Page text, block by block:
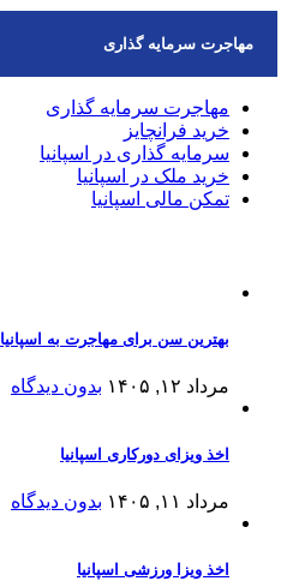
مهاجرت سرمایه گذاری
مهاجرت سرمایه گذاری
خرید فرانچایز
سرمایه گذاری در اسپانیا
خرید ملک در اسپانیا
تمکن مالی اسپانیا
بهترین سن برای مهاجرت به اسپانیا
مرداد ۱۲, ۱۴۰۵ بدون دیدگاه
اخذ ویزای دورکاری اسپانیا
مرداد ۱۱, ۱۴۰۵ بدون دیدگاه
اخذ ویزا ورزشی اسپانیا